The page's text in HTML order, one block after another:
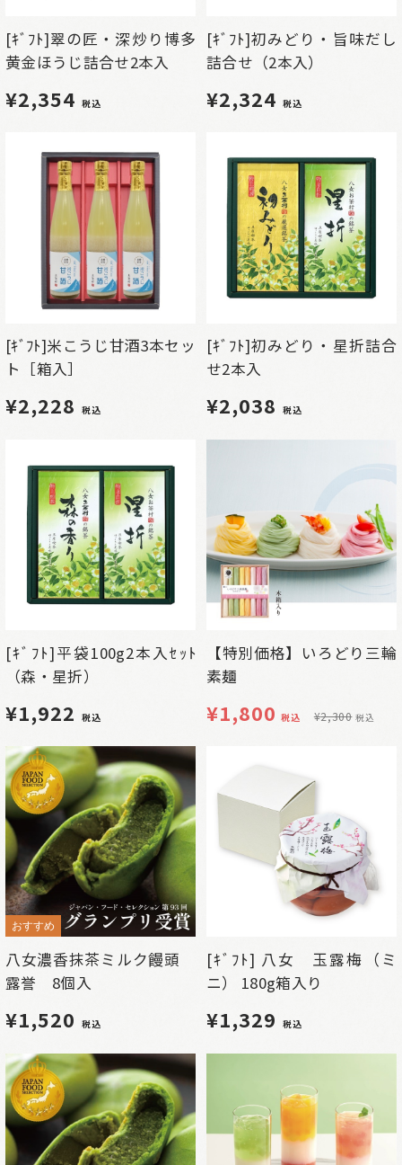
[ｷﾞﾌﾄ]翠の匠・深炒り博多
黄金ほうじ詰合せ2本入
¥2,354 税込
[ｷﾞﾌﾄ]初みどり・旨味だし
詰合せ（2本入）
¥2,324 税込
[ｷﾞﾌﾄ]米こうじ甘酒3本セッ
ト［箱入］
¥2,228 税込
[ｷﾞﾌﾄ]初みどり・星折詰合
せ2本入
¥2,038 税込
[ｷﾞﾌﾄ]平袋100g2本入ｾｯﾄ
（森・星折）
¥1,922 税込
【特別価格】いろどり三輪
素麺
¥1,800 税込 ¥2,300 税込
おすすめ
八女濃香抹茶ミルク饅頭
露誉 8個入
¥1,520 税込
[ｷﾞﾌﾄ] 八女 玉露梅（ミ
ニ） 180g箱入り
¥1,329 税込